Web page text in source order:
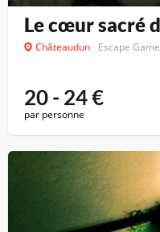
Le cœur sacré
Châteaudun Escape Game
20 - 24€
par personne